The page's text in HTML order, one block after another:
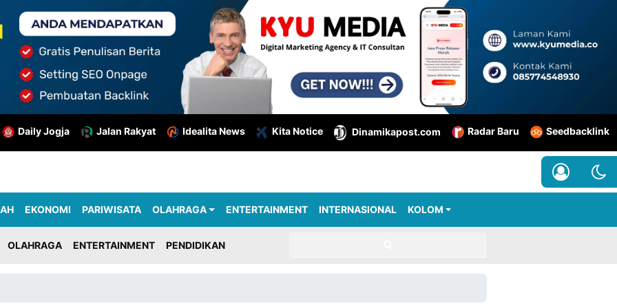
Daily Jogja Jalan Rakyat Idealita News Kita Notice Dinamikapost.com Radar Baru Seedbacklink
EKONOMI PARIWISATA OLAHRAGA ENTERTAINMENT INTERNASIONAL KOLOM
OLAHRAGA ENTERTAINMENT PENDIDIKAN